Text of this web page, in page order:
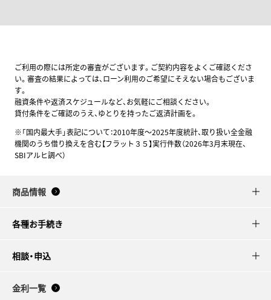
ご利用の際には所定の審査がございます。ご契約内容をよくご確認くださ
い。審査の結果によっては、ローン利用のご希望にそえない場合もございま
す。
融資条件や返済スケジュールなど、お気軽にご相談ください。
貸付条件をご確認のうえ、ゆとりを持ったご返済計画を。
※「国内最大手」表記について：2010年度～2025年度統計、取り扱い全金融
機関のうち借り換えを含む【フラット３５】実行件数（2026年3月末現在、
SBIアルヒ調べ）
商品情報
各種お手続き
相談・申込
金利一覧